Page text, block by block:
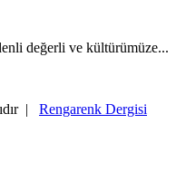
değerli ve kültürümüze...
| Rengarenk Dergisi